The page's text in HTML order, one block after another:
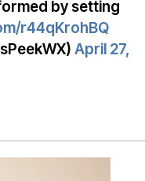
by setting
r44qKrohBQ
April 27,